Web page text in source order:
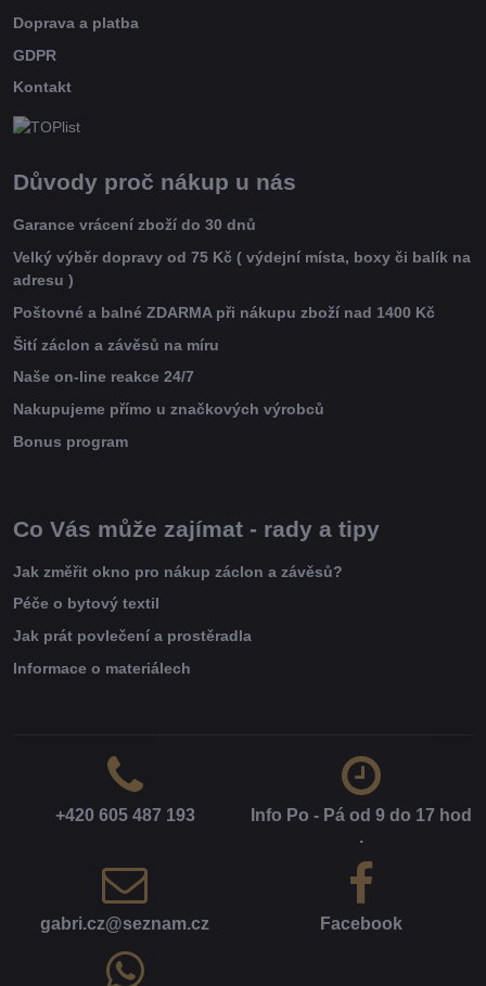
Doprava a platba
GDPR
Kontakt
Důvody proč nákup u nás
Garance vrácení zboží do 30 dnů
Velký výběr dopravy od 75 Kč ( výdejní místa, boxy či balík na
adresu )
Poštovné a balné ZDARMA při nákupu zboží nad 1400 Kč
Šití záclon a závěsů na míru
Naše on-line reakce 24/7
Nakupujeme přímo u značkových výrobců
Bonus program
Co Vás může zajímat - rady a tipy
Jak změřit okno pro nákup záclon a závěsů?
Péče o bytový textil
Jak prát povlečení a prostěradla
Informace o materiálech
+420 605 487 193
Info Po - Pá od 9 do 17 hod​
.
gabri​.cz​@seznam​.cz Facebook